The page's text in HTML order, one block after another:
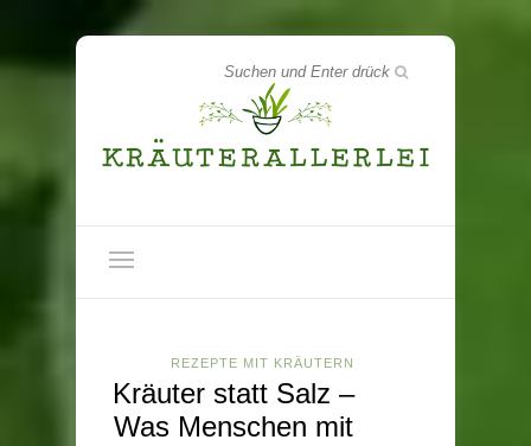
REZEPTE MIT KRÄUTERN
Kräuter statt Salz –
Was Menschen mit